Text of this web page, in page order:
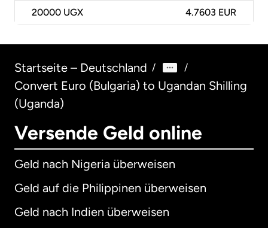
20000 UGX 4.7603 EUR
Startseite – Deutschland / /
Convert Euro (Bulgaria) to Ugandan Shilling
(Uganda)
Versende Geld online
Geld nach Nigeria überweisen
Geld auf die Philippinen überweisen
Geld nach Indien überweisen